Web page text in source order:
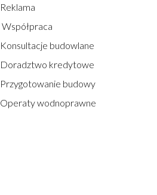
Reklama
Współpraca
Konsultacje budowlane
Doradztwo kredytowe
Przygotowanie budowy
Operaty wodnoprawne